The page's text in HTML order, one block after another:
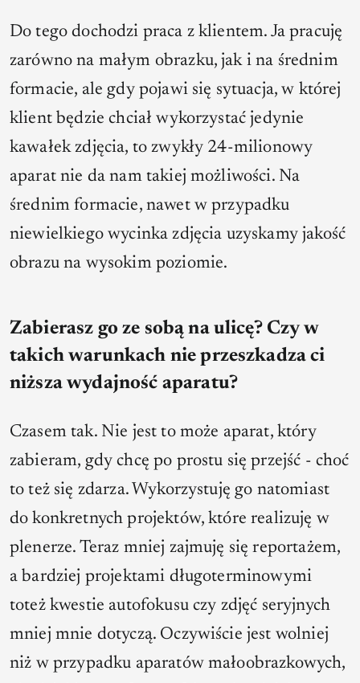
Do tego dochodzi praca z klientem. Ja pracuję
zarówno na małym obrazku, jak i na średnim
formacie, ale gdy pojawi się sytuacja, w której
klient będzie chciał wykorzystać jedynie
kawałek zdjęcia, to zwykły 24-milionowy
aparat nie da nam takiej możliwości. Na
średnim formacie, nawet w przypadku
niewielkiego wycinka zdjęcia uzyskamy jakość
obrazu na wysokim poziomie.
Zabierasz go ze sobą na ulicę? Czy w
takich warunkach nie przeszkadza ci
niższa wydajność aparatu?
Czasem tak. Nie jest to może aparat, który
zabieram, gdy chcę po prostu się przejść - choć
to też się zdarza. Wykorzystuję go natomiast
do konkretnych projektów, które realizuję w
plenerze. Teraz mniej zajmuję się reportażem,
a bardziej projektami długoterminowymi
toteż kwestie autofokusu czy zdjęć seryjnych
mniej mnie dotyczą. Oczywiście jest wolniej
niż w przypadku aparatów małoobrazkowych,